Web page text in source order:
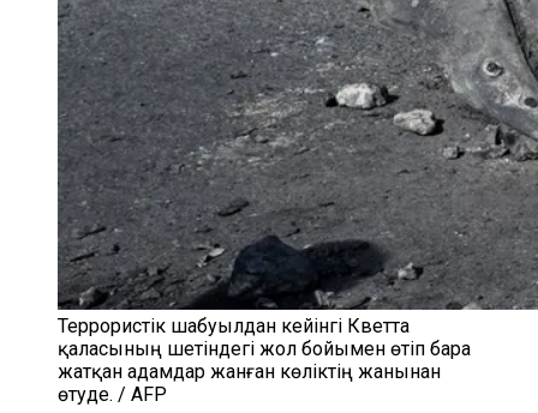
Террористік шабуылдан кейінгі Кветта
қаласының шетіндегі жол бойымен өтіп бара
жатқан адамдар жанған көліктің жанынан
өтуде. / AFP